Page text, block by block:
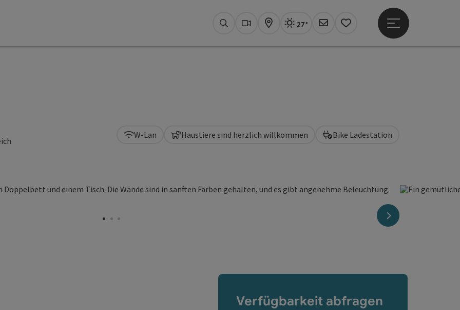
SuchenWebcams
KarteAktuelles Wetter Linz, sonnig
27°
Newsletter
Merkzettel
Hauptmenü öffnen
nächstes Element
W-Lan Haustiere sind herzlich willkommen Bike Ladestation
Verfügbarkeit abfragen